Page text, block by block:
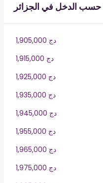
حسب الدخل في الجزائر
1,905,000 دج
1,915,000 دج
1,925,000 دج
1,935,000 دج
1,945,000 دج
1,955,000 دج
1,965,000 دج
1,975,000 دج